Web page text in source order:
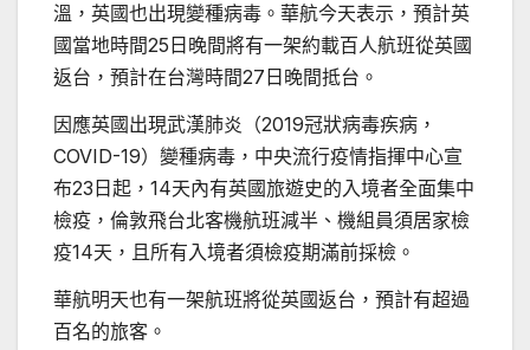
溫，英國也出現變種病毒。華航今天表示，預計英
國當地時間25日晚間將有一架約載百人航班從英國
返台，預計在台灣時間27日晚間抵台。
因應英國出現武漢肺炎（2019冠狀病毒疾病，
COVID-19）變種病毒，中央流行疫情指揮中心宣
布23日起，14天內有英國旅遊史的入境者全面集中
檢疫，倫敦飛台北客機航班減半、機組員須居家檢
疫14天，且所有入境者須檢疫期滿前採檢。
華航明天也有一架航班將從英國返台，預計有超過
百名的旅客。